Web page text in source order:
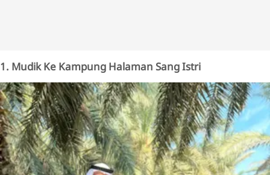
1. Mudik Ke Kampung Halaman Sang Istri